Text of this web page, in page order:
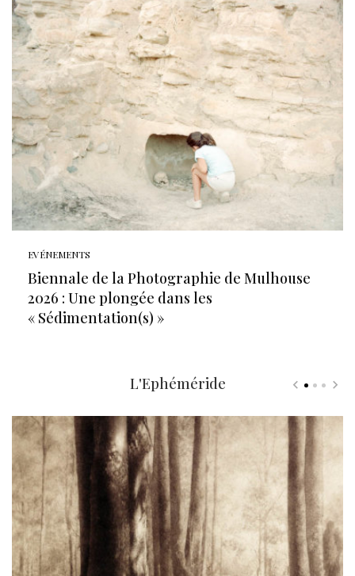
EVÉNEMENTS
Biennale de la Photographie de Mulhouse
2026 : Une plongée dans les
« Sédimentation(s) »
L'Ephéméride